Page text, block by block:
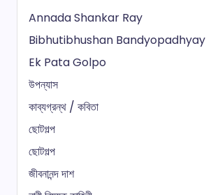
Annada Shankar Ray
Bibhutibhushan Bandyopadhyay
Ek Pata Golpo
উপন্যাস
কাব্যগ্রন্থ / কবিতা
ছোটগল্প
ছোটগল্প
জীবনানন্দ দাশ